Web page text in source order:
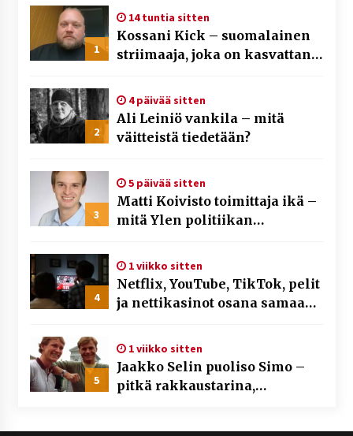
1
14 tuntia sitten
Kossani Kick – suomalainen
striimaaja, joka on kasvattanut
2
4 päivää sitten
Ali Leiniö vankila – mitä
väitteistä tiedetään?
3
5 päivää sitten
Matti Koivisto toimittaja ikä –
mitä Ylen politiikan
4
1 viikko sitten
Netflix, YouTube, TikTok, pelit
ja nettikasinot osana samaa
5
1 viikko sitten
Jaakko Selin puoliso Simo –
pitkä rakkaustarina,